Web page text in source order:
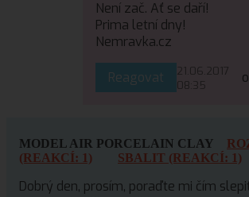
Není zač. Ať se daří!
Prima letní dny!
Nemravka.cz
Reagovat
21.06.2017
08:35
MODEL AIR PORCELAIN CLAY
(REAKCÍ: 1)
SBALIT (REAKCÍ: 1)
Dobrý den, prosím, poraďte mi čím